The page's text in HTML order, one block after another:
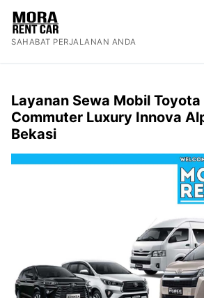
Lompat
konten
SAHABAT PERJALANAN ANDA
Layanan Sewa Mobil
Commuter Luxury Innova
Bekasi